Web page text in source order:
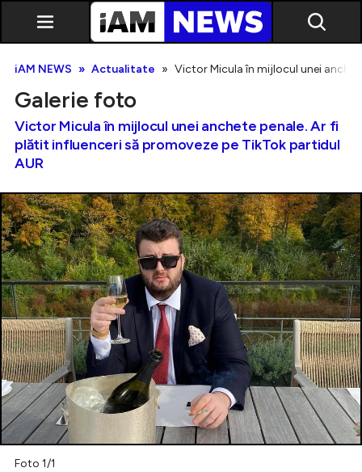
Intră în cont
iAM NEWS Actualitate Victor Micula în mijlocul unei
Galerie foto
Victor Micula în mijlocul unei anchete penale. Ar fi
plătit influenceri să promoveze pe TikTok partidul
AUR
Foto 1/1